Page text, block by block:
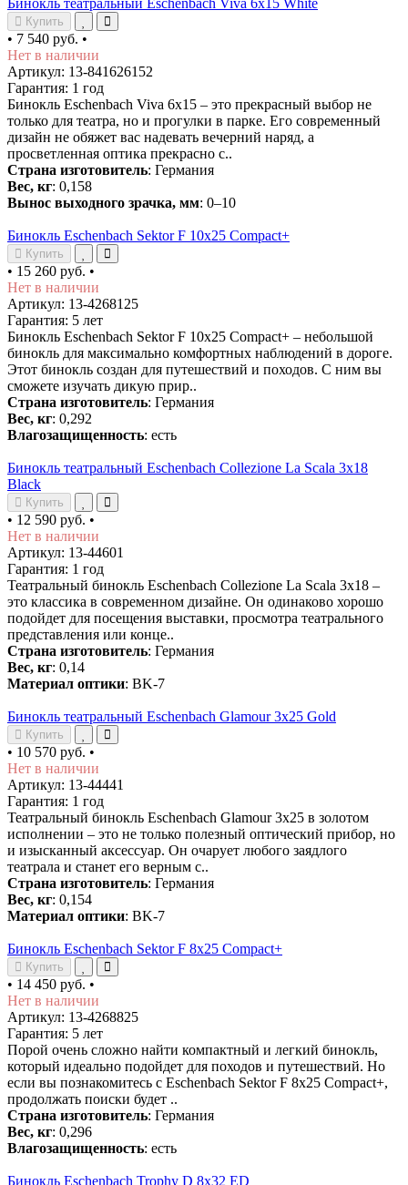
Купить
• 7 540 руб. •
Нет в наличии
Артикул: 13-841626152
Гарантия: 1 год
Бинокль Eschenbach Viva 6x15 – это прекрасный выбор не
только для театра, но и прогулки в парке. Его современный
дизайн не обяжет вас надевать вечерний наряд, а
просветленная оптика прекрасно с..
Страна изготовитель: Германия
Вес, кг: 0,158
Вынос выходного зрачка, мм: 0–10
Бинокль Eschenbach Sektor F 10x25 Compact+
Купить
• 15 260 руб. •
Нет в наличии
Артикул: 13-4268125
Гарантия: 5 лет
Бинокль Eschenbach Sektor F 10x25 Compact+ – небольшой
бинокль для максимально комфортных наблюдений в дороге.
Этот бинокль создан для путешествий и походов. С ним вы
сможете изучать дикую прир..
Страна изготовитель: Германия
Вес, кг: 0,292
Влагозащищенность: есть
Бинокль театральный Eschenbach Collezione La Scala 3x18
Black
Купить
• 12 590 руб. •
Нет в наличии
Артикул: 13-44601
Гарантия: 1 год
Театральный бинокль Eschenbach Collezione La Scala 3x18 –
это классика в современном дизайне. Он одинаково хорошо
подойдет для посещения выставки, просмотра театрального
представления или конце..
Страна изготовитель: Германия
Вес, кг: 0,14
Материал оптики: BK-7
Бинокль театральный Eschenbach Glamour 3x25 Gold
Купить
• 10 570 руб. •
Нет в наличии
Артикул: 13-44441
Гарантия: 1 год
Театральный бинокль Eschenbach Glamour 3x25 в золотом
исполнении – это не только полезный оптический прибор, но
и изысканный аксессуар. Он очарует любого заядлого
театрала и станет его верным с..
Страна изготовитель: Германия
Вес, кг: 0,154
Материал оптики: BK-7
Бинокль Eschenbach Sektor F 8x25 Compact+
Купить
• 14 450 руб. •
Нет в наличии
Артикул: 13-4268825
Гарантия: 5 лет
Порой очень сложно найти компактный и легкий бинокль,
который идеально подойдет для походов и путешествий. Но
если вы познакомитесь с Eschenbach Sektor F 8x25 Compact+,
продолжать поиски будет ..
Страна изготовитель: Германия
Вес, кг: 0,296
Влагозащищенность: есть
Бинокль Eschenbach Trophy D 8x32 ED